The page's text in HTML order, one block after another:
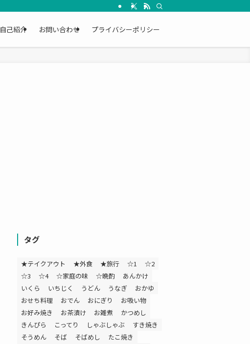
自己紹介 お問い合わせ プライバシーポリシー
タグ
★テイクアウト ★外食 ★旅行 ☆1
☆2
☆3
☆4 ☆家庭の味 ☆晩酌
あんかけ
いくら
いちじく うどん うなぎ
おかゆ
おせち料理
おでん おにぎり
お吸い物
お好み焼き
お茶漬け お雑煮
かつめし
きんぴら
こってり しゃぶしゃぶ
すき焼き
そうめん
そば そばめし
たこ焼き